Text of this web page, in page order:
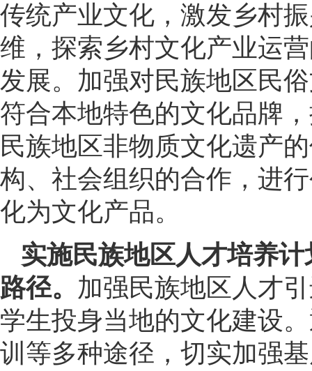
传统产业文化，激发乡村
维，探索乡村文化产业运
发展。加强对民族地区民
符合本地特色的文化品牌
民族地区非物质文化遗产
构、社会组织的合作，进
化为文化产品。
实施民族地区人才培养
路径。 加强民族地区人才
学生投身当地的文化建设
训等多种途径，切实加强